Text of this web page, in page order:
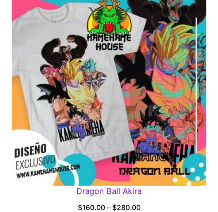
through
$280.00
Dragon Ball Akira
$160.00 – $280.00Price